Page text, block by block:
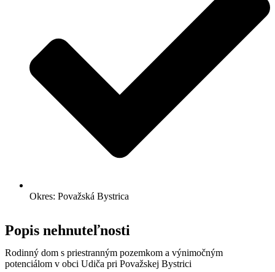
Okres: Považská Bystrica
Popis nehnuteľnosti
Rodinný dom s priestranným pozemkom a výnimočným
potenciálom v obci Udiča pri Považskej Bystrici